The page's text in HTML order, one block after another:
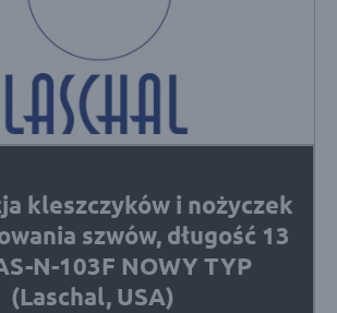
kleszczyków i nożyczek
szwów, długość 13
N-103F NOWY TYP
(Laschal, USA)